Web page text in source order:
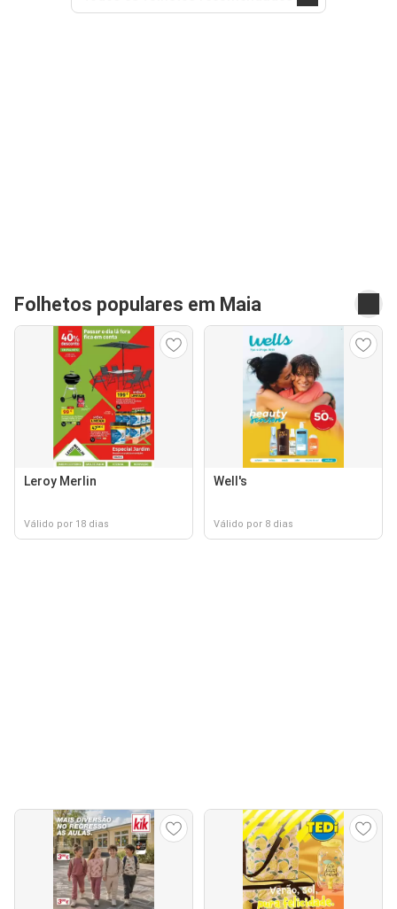
Folhetos populares em Maia
Leroy Merlin
Válido por 18 dias
Well's
Válido por 8 dias